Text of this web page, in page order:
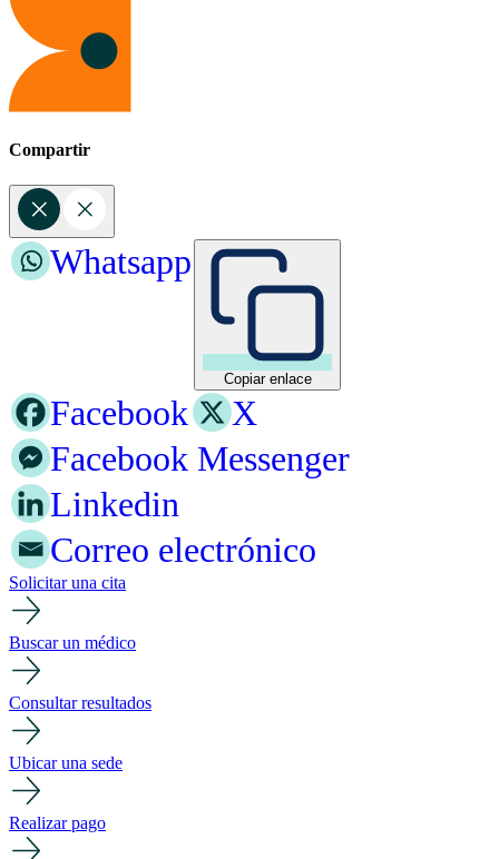
Compartir
Copiar enlace
Whatsapp
Facebook
X
Facebook Messenger
Linkedin
Correo electrónico
Solicitar una cita
Buscar un médico
Consultar resultados
Ubicar una sede
Realizar pago